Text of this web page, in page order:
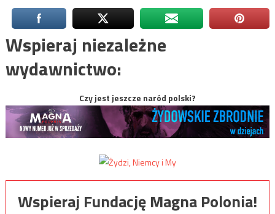
Wspieraj niezależne
wydawnictwo:
Czy jest jeszcze naród polski?
Wspieraj Fundację Magna Polonia!